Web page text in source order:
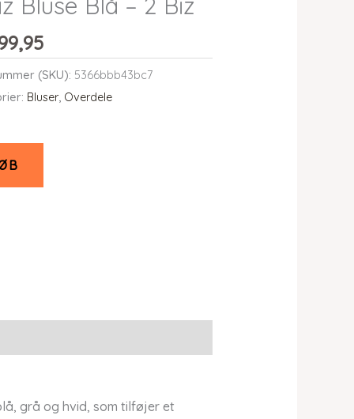
(SKU): 5366bbb43bc7
Bluser, Overdele
grå og hvid, som tilføjer et